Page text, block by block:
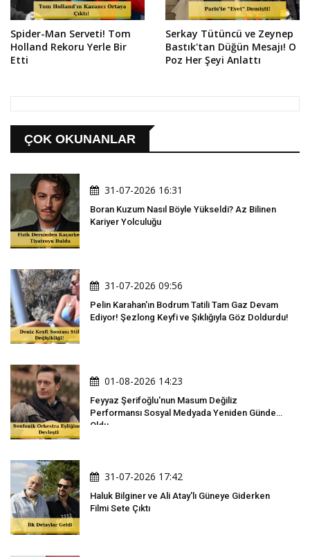
Spider-Man Serveti! Tom
Holland Rekoru Yerle Bir
Etti
Serkay Tütüncü ve Zeynep
Bastık'tan Düğün Mesajı! O
Poz Her Şeyi Anlattı
ÇOK OKUNANLAR
31-07-2026 16:31
Boran Kuzum Nasıl Böyle Yükseldi? Az Bilinen
Kariyer Yolculuğu
31-07-2026 09:56
Pelin Karahan'ın Bodrum Tatili Tam Gaz Devam
Ediyor! Şezlong Keyfi ve Şıklığıyla Göz Doldurdu!
01-08-2026 14:23
Feyyaz Şerifoğlu'nun Masum Değiliz
Performansı Sosyal Medyada Yeniden Gündem
Oldu
31-07-2026 17:42
Haluk Bilginer ve Ali Atay'lı Güneye Giderken
Filmi Sete Çıktı